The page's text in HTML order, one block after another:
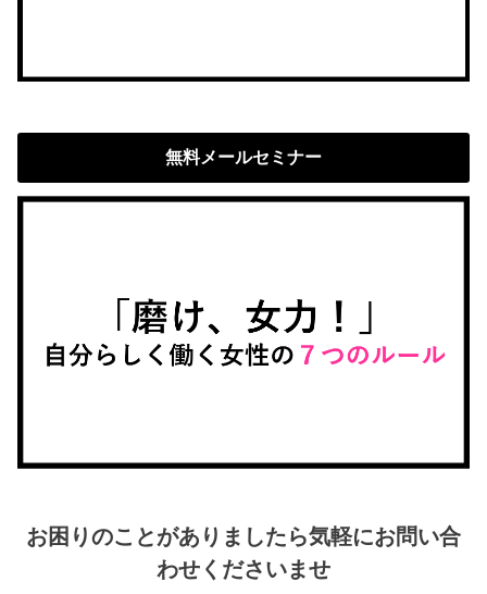
無料メールセミナー
お困りのことがありましたら気軽にお問い合
わせくださいませ